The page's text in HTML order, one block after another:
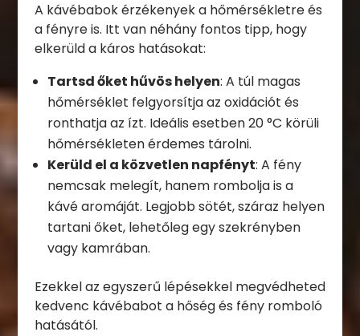
A kávébabok érzékenyek a hőmérsékletre és
a fényre is. Itt van néhány fontos tipp, hogy
elkerüld a káros hatásokat:
Tartsd őket hűvös helyen: A túl magas
hőmérséklet felgyorsítja az oxidációt és
ronthatja az ízt. Ideális esetben 20 °C körüli
hőmérsékleten érdemes tárolni.
Kerüld el a közvetlen napfényt: A fény
nemcsak melegít, hanem rombolja is a
kávé aromáját. Legjobb sötét, száraz helyen
tartani őket, lehetőleg egy szekrényben
vagy kamrában.
Ezekkel az egyszerű lépésekkel megvédheted
kedvenc kávébabot a hőség és fény romboló
hatásától.